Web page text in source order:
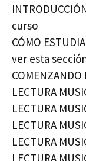
curso
CÓMO
ver esta
COMENZANDO
LECTURA
LECTURA
LECTURA
LECTURA
LECTURA